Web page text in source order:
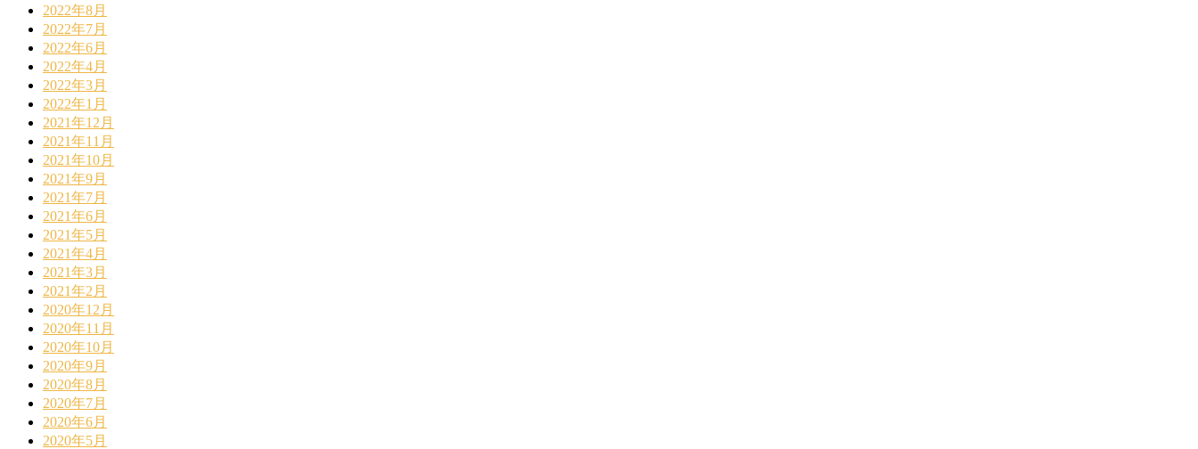
2022年8月
2022年7月
2022年6月
2022年4月
2022年3月
2022年1月
2021年12月
2021年11月
2021年10月
2021年9月
2021年7月
2021年6月
2021年5月
2021年4月
2021年3月
2021年2月
2020年12月
2020年11月
2020年10月
2020年9月
2020年8月
2020年7月
2020年6月
2020年5月